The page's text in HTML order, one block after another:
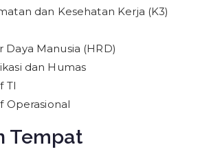
dan Kesehatan Kerja (K3)
Manusia (HRD)
dan Humas
TI
Operasional
Tempat